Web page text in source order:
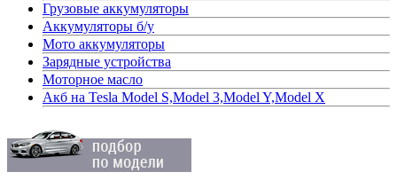
Грузовые аккумуляторы
Аккумуляторы б/у
Мото аккумуляторы
Зарядные устройства
Моторное масло
Акб на Tesla Model S,Model 3,Model Y,Model X